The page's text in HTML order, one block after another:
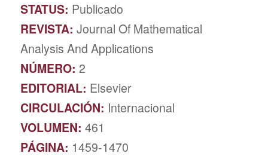
STATUS: Publicado
REVISTA: Journal Of Mathematical
Analysis And Applications
NÚMERO: 2
EDITORIAL: Elsevier
CIRCULACIÓN: Internacional
VOLUMEN: 461
PÁGINA: 1459-1470